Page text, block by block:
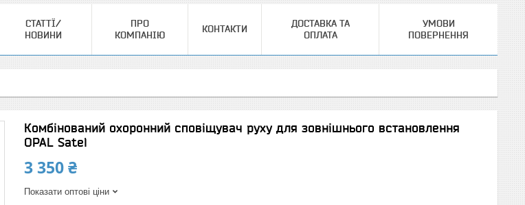
СТАТТЇ/
НОВИНИ
ПРО
КОМПАНІЮ
КОНТАКТИ
ДОСТАВКА ТА
ОПЛАТА
УМОВИ
ПОВЕРНЕННЯ
Комбінований охоронний сповіщувач руху для зовнішнього встановлення
OPAL Satel
3 350 ₴
Показати оптові ціни